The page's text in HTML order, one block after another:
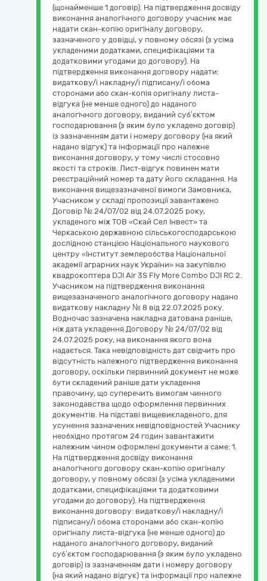
(щонайменше 1 договір). На підтвердження досвіду
виконання аналогічного договору учасник має
надати скан-копію оригіналу договору,
зазначеного у довідці, у повному обсязі (з усіма
укладеними додатками, специфікаціями та
додатковими угодами до договору). На
підтвердження виконання договору надати:
видаткову/і накладну/і підписану/і обома
сторонами або скан-копія оригіналу листа-
відгука (не менше одного) до наданого
аналогічного договору, виданий суб’єктом
господарювання (з яким було укладено договір)
із зазначенням дати і номеру договору (на який
надано відгук) та інформації про належне
виконання договору, у тому числі стосовно
якості та строків. Лист-відгук повинен мати
реєстраційний номер та дату його складання. На
виконання вищезазначеної вимоги Замовника,
Учасником у складі пропозиції завантажено
Договір № 24/07/02 від 24.07.2025 року,
укладеного між ТОВ «Скай Сел Інвест» та
Черкаською державною сільськогосподарською
дослідною станцією Національного наукового
центру «Інститут землеробства Національної
академії аграрних наук України» на закупівлю
квадрокоптера DJI Air 3S Fly More Combo DJI RC 2.
Учасником на підтвердження виконання
вищезазначеного аналогічного договору надано
видаткову накладну № 8 від 22.07.2025 року.
Водночас зазначена накладна датована раніше,
ніж дата укладення Договору № 24/07/02 від
24.07.2025 року, на виконання якого вона
надається. Така невідповідність дат свідчить про
відсутність належного підтвердження виконання
договору, оскільки первинний документ не може
бути складений раніше дати укладення
правочину, що суперечить вимогам чинного
законодавства щодо оформлення первинних
документів. На підставі вищевикладеного, для
усунення зазначених невідповідностей Учаснику
необхідно протягом 24 годин завантажити
належним чином оформлені документи а саме: 1.
На підтвердження досвіду виконання
аналогічного договору скан-копію оригіналу
договору, у повному обсязі (з усіма укладеними
додатками, специфікаціями та додатковими
угодами до договору). На підтвердження
виконання договору: видаткову/і накладну/і
підписану/і обома сторонами або скан-копію
оригіналу листа-відгука (не менше одного) до
наданого аналогічного договору, виданий
суб’єктом господарювання (з яким було укладено
договір) із зазначенням дати і номеру договору
(на який надано відгук) та інформації про належне